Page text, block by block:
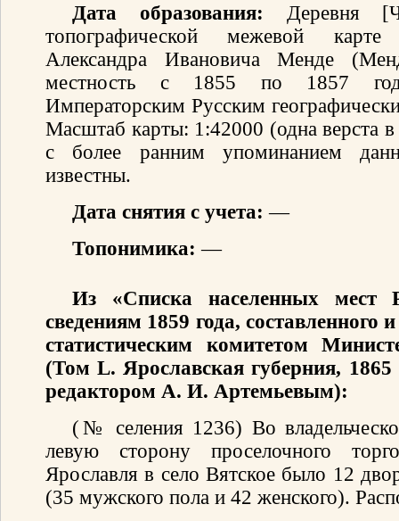
Дата образования: Деревня
топографической межевой карте
Александра Ивановича Менде
местность с 1855 по 1857
Императорским Русским
Масштаб карты: 1:42000 (одна верста
с более ранним упоминанием
известны.
Дата снятия с учета: —
Топонимика: —
Из «Списка населенных мест
сведениям 1859 года,
статистическим комитетом
(Том L. Ярославская губерния,
редактором А. И. Артемьевым):
(№ селения 1236) Во
левую сторону проселочного
Ярославля в село Вятское было 12
(35 мужского пола и 42 женского).